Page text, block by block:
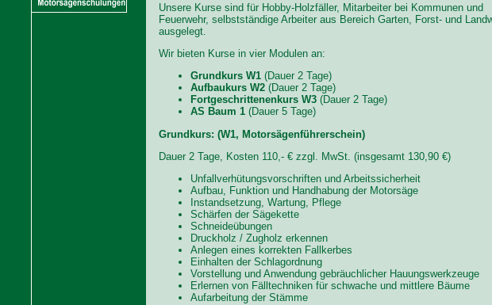
Unsere Kurse sind für Hobby-Holzfäller, Mitarbeiter bei Kommunen und
Feuerwehr, selbstständige Arbeiter aus Bereich Garten, Forst- und
ausgelegt.
Wir bieten Kurse in vier Modulen an:
Grundkurs W1 (Dauer 2 Tage)
Aufbaukurs W2 (Dauer 2 Tage)
Fortgeschrittenenkurs W3 (Dauer 2 Tage)
AS Baum 1 (Dauer 5 Tage)
Grundkurs: (W1, Motorsägenführerschein)
Dauer 2 Tage, Kosten 110,- € zzgl. MwSt. (insgesamt 130,90 €)
Unfallverhütungsvorschriften und Arbeitssicherheit
Aufbau, Funktion und Handhabung der Motorsäge
Instandsetzung, Wartung, Pflege
Schärfen der Sägekette
Schneideübungen
Druckholz / Zugholz erkennen
Anlegen eines korrekten Fallkerbes
Einhalten der Schlagordnung
Vorstellung und Anwendung gebräuchlicher Hauungswerkzeuge
Erlernen von Fälltechniken für schwache und mittlere Bäume
Aufarbeitung der Stämme